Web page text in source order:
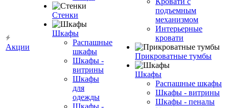
Акции
Стенки
Шкафы
Распашные
шкафы
Шкафы -
витрины
Шкафы
для
одежды
Шкафы -
подъемным
механизмом
Интерьерные
кровати
Прикроватные тумбы
Шкафы
Распашные шкафы
Шкафы - витрины
Шкафы - пеналы